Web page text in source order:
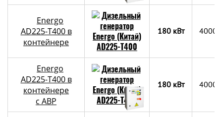
Energo
AD225-T400 в
контейнере
180 кВт
Energo
AD225-T400 в
контейнере
c АВР
180 кВт